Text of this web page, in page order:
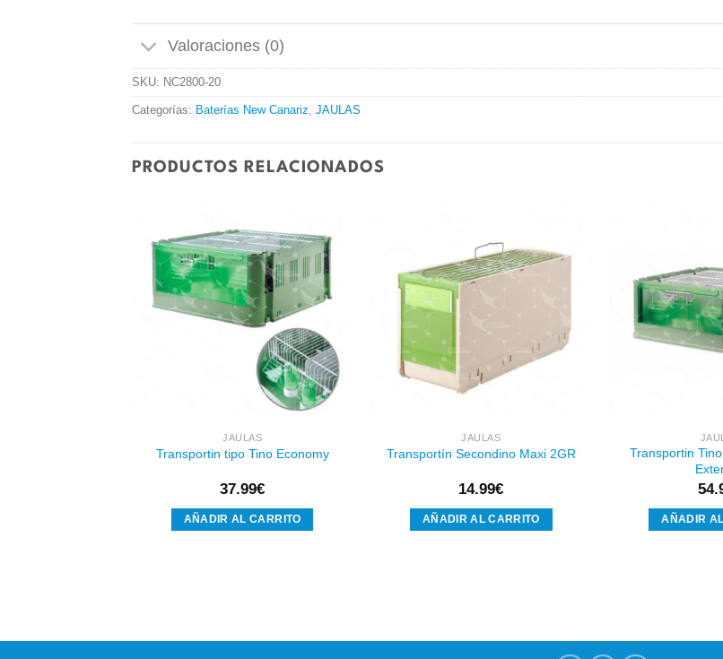
Valoraciones (0)
SKU: NC2800-20
Categorías: Baterías New Canariz JAULAS
PRODUCTOS RELACIONADOS
Añadir
a la
lista de
JAULAS
Transportin tipo Tino Economy
37.99€
AÑADIR AL CARRITO
JAULAS
Transportín Secondino Maxi 2GR
14.99€
AÑADIR AL CARRITO
Transportin
AÑADIR